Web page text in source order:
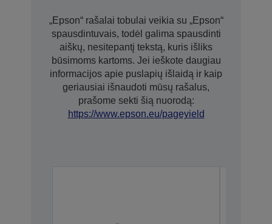
„Epson“ rašalai tobulai veikia su „Epson“
spausdintuvais, todėl galima spausdinti
aiškų, nesitepantį tekstą, kuris išliks
būsimoms kartoms. Jei ieškote daugiau
informacijos apie puslapių išlaidą ir kaip
geriausiai išnaudoti mūsų rašalus,
prašome sekti šią nuorodą:
https://www.epson.eu/pageyield